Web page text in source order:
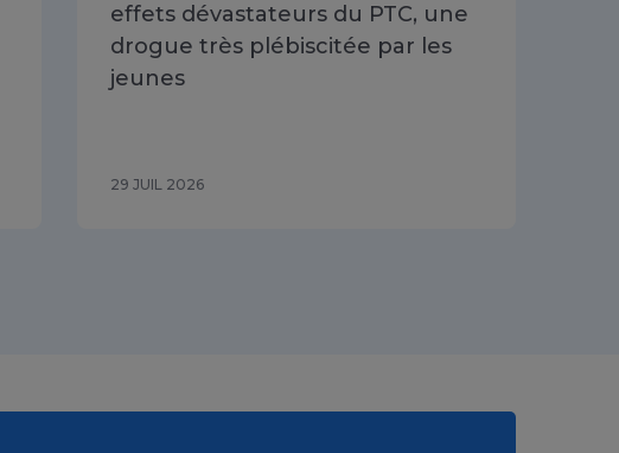
effets dévastateurs du PTC, une
drogue très plébiscitée par les
jeunes
29 JUIL 2026